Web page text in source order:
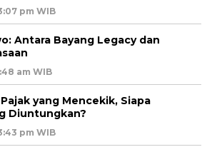
pm WIB
Antara Bayang Legacy dan
am WIB
yang Mencekik, Siapa
Diuntungkan?
pm WIB